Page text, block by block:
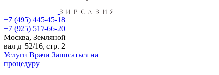
+7 (495) 445-45-18
+7 (925) 517-66-20
Москва, Земляной
вал д. 52/16, стр. 2
Услуги Врачи Записаться на
процедуру